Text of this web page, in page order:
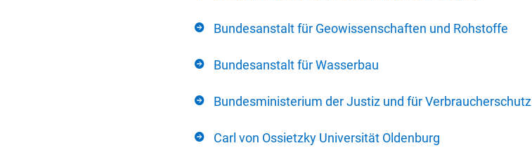
Bundesanstalt für Geowissenschaften und Rohstoffe
Bundesanstalt für Wasserbau
Bundesministerium der Justiz und für Verbraucherschutz
Carl von Ossietzky Universität Oldenburg